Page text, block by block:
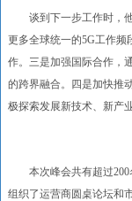
谈到下一步工作时，他
更多全球统一的5G工作频
作。三是加强国际合作，
的跨界融合。四是加快推
极探索发展新技术、新产
本次峰会共有超过200
组织了运营商圆桌论坛和